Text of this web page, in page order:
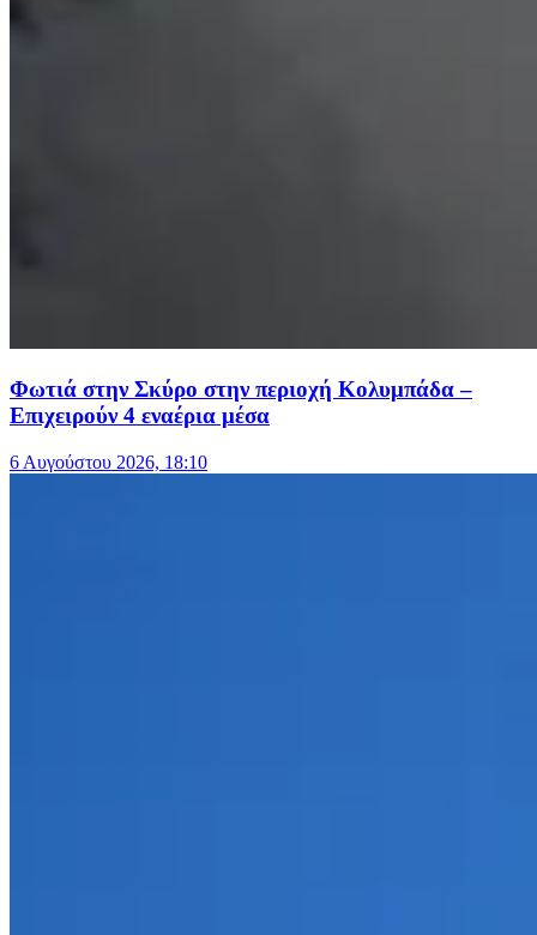
Φωτιά στην Σκύρο στην περιοχή Κολυμπάδα –
Επιχειρούν 4 εναέρια μέσα
6 Αυγούστου 2026, 18:10